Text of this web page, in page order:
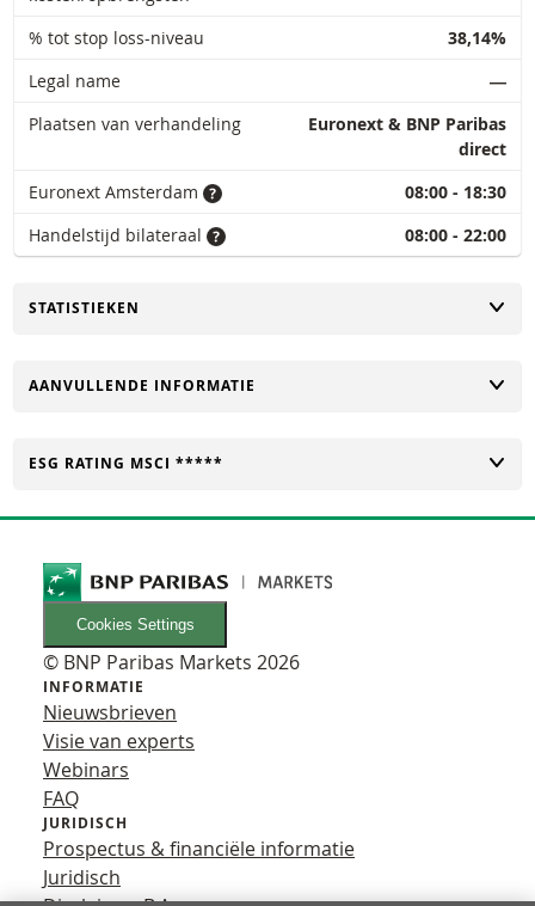
% tot stop loss-niveau
38,14%
Legal name
―
Plaatsen van verhandeling
Euronext & BNP Paribas
direct
Euronext Amsterdam
08:00 - 18:30
Handelstijd bilateraal
08:00 - 22:00
TOGGLE
STATISTIEKEN
TOGGLE
AANVULLENDE INFORMATIE
TOGGLE
ESG RATING MSCI *****
Cookies Settings
© BNP Paribas Markets 2026
INFORMATIE
Nieuwsbrieven
Visie van experts
Webinars
FAQ
JURIDISCH
Prospectus & financiële informatie
Juridisch